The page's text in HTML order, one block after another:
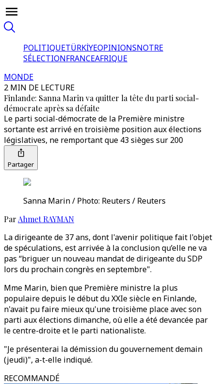
POLITIQUETÜRKİYEOPINIONSNOTRE
SÉLECTIONFRANCEAFRIQUE
MONDE
2 MIN DE LECTURE
Finlande: Sanna Marin va quitter la tête du parti social-
démocrate après sa défaite
Le parti social-démocrate de la Première ministre
sortante est arrivé en troisième position aux élections
législatives, ne remportant que 43 sièges sur 200
Partager
Sanna Marin / Photo: Reuters / Reuters
Par Ahmet RAYMAN
La dirigeante de 37 ans, dont l'avenir politique fait l'objet
de spéculations, est arrivée à la conclusion qu’elle ne va
pas “briguer un nouveau mandat de dirigeante du SDP
lors du prochain congrès en septembre".
Mme Marin, bien que Première ministre la plus
populaire depuis le début du XXIe siècle en Finlande,
n'avait pu faire mieux qu'une troisième place avec son
parti aux élections dimanche, où elle a été devancée par
le centre-droite et le parti nationaliste.
"Je présenterai la démission du gouvernement demain
(jeudi)", a-t-elle indiqué.
RECOMMANDÉ